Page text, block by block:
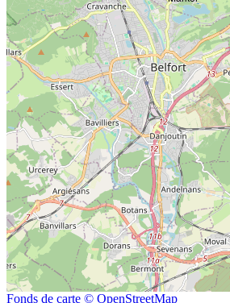
Fonds de carte © OpenStreetMap